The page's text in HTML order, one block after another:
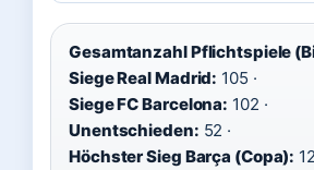
Gesamtanzahl Pflichtspiele
Siege Real Madrid: 105 ·
Siege FC Barcelona: 102 ·
Unentschieden: 52 ·
Höchster Sieg Barça (Copa):